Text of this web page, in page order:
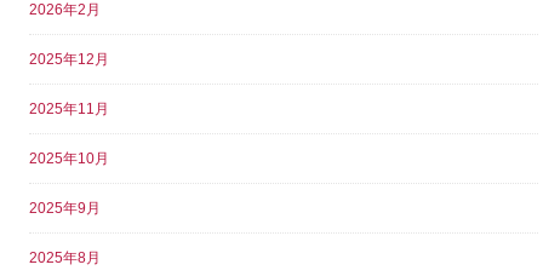
2026年2月
2025年12月
2025年11月
2025年10月
2025年9月
2025年8月